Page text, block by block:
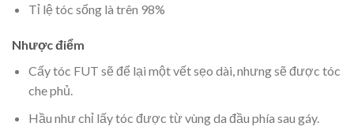
Tỉ lệ tóc sống là trên 98%
Nhược điểm
Cấy tóc FUT sẽ để lại một vết sẹo dài, nhưng sẽ được tóc
che phủ.
Hầu như chỉ lấy tóc được từ vùng da đầu phía sau gáy.